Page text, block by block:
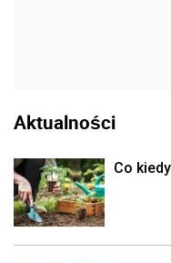
Aktualności
Co